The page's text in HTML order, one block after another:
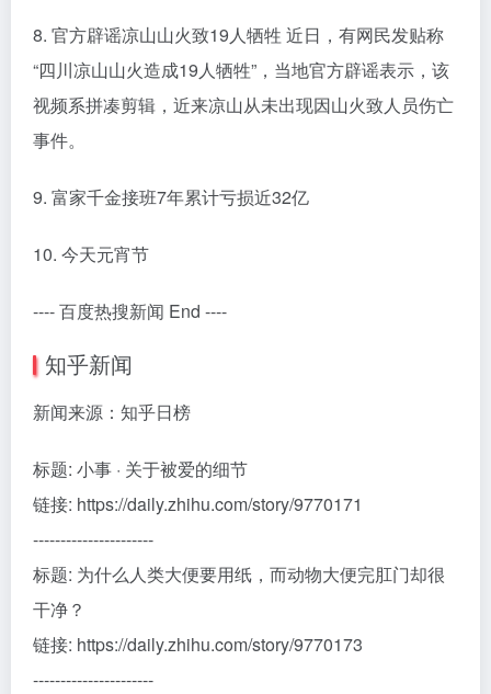
8. 官方辟谣凉山山火致19人牺牲 近日，有网民发贴称
“四川凉山山火造成19人牺牲”，当地官方辟谣表示，该
视频系拼凑剪辑，近来凉山从未出现因山火致人员伤亡
事件。
9. 富家千金接班7年累计亏损近32亿
10. 今天元宵节
---- 百度热搜新闻 End ----
知乎新闻
新闻来源：知乎日榜
标题: 小事 · 关于被爱的细节
链接: https://daily.zhihu.com/story/9770171
----------------------
标题: 为什么人类大便要用纸，而动物大便完肛门却很
干净？
链接: https://daily.zhihu.com/story/9770173
----------------------